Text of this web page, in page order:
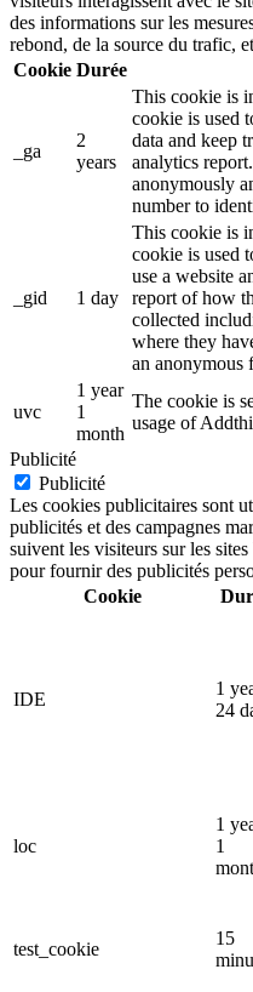
des informations sur les
rebond, de la source du trafic,
Cookie Durée
_ga
2
years
This cookie is
cookie is used
data and keep
analytics
anonymously
number to
_gid 1 day
This cookie is
cookie is used
use a website
report of how
collected
where they
an anonymous
uvc
1 year
1
month
The cookie is
usage of
Publicité
Publicité
Les cookies publicitaires sont
publicités et des campagnes
suivent les visiteurs sur les
pour fournir des publicités
Cookie
IDE
1
24
loc
1
1
test_cookie
15